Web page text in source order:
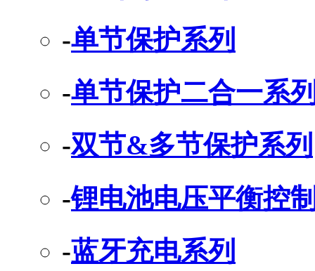
-单节保护系列
-单节保护二合一系
-双节&多节保护系列
-锂电池电压平衡控
-蓝牙充电系列